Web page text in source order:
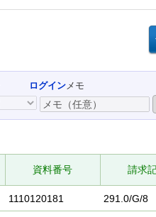
ログインメモ
資料番号 請求
1110120181 291.0/G/8